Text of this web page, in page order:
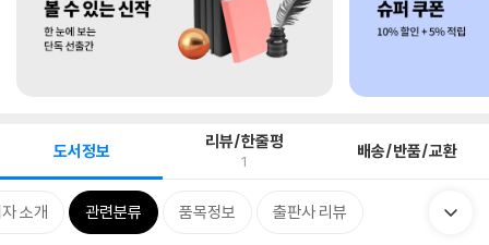
도서정보 리뷰/한줄평
1 배송/반품/교환
소개 관련분류 품목정보 출판사 리뷰